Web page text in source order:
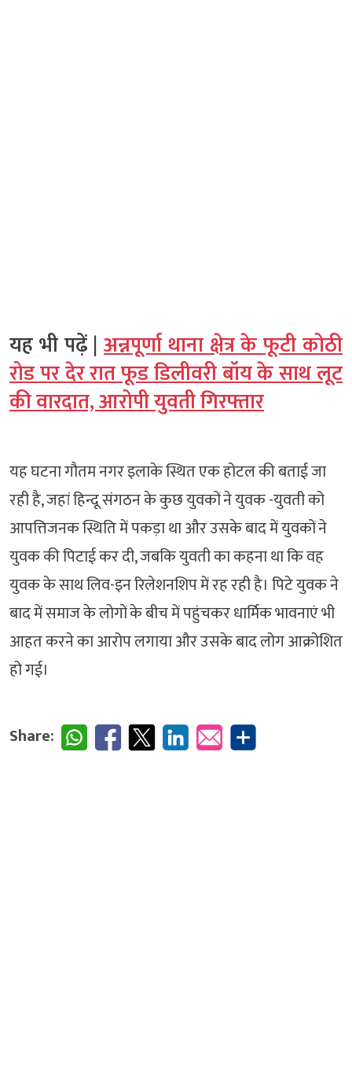
यह भी पढ़ें |अन्नपूर्णा थाना क्षेत्र के फूटी कोठी
रोड पर देर रात फूड डिलीवरी बॉय के साथ लूट
की वारदात, आरोपी युवती गिरफ्तार
यह घटना गौतम नगर इलाके स्थित एक होटल की बताई जा
रही है, जहां हिन्दू संगठन के कुछ युवकों ने युवक -युवती को
आपत्तिजनक स्थिति में पकड़ा था और उसके बाद में युवकों ने
युवक की पिटाई कर दी, जबकि युवती का कहना था कि वह
युवक के साथ लिव-इन रिलेशनशिप में रह रही है। पिटे युवक ने
बाद में समाज के लोगों के बीच में पहुंचकर धार्मिक भावनाएं भी
आहत करने का आरोप लगाया और उसके बाद लोग आक्रोशित
हो गई।
Share: